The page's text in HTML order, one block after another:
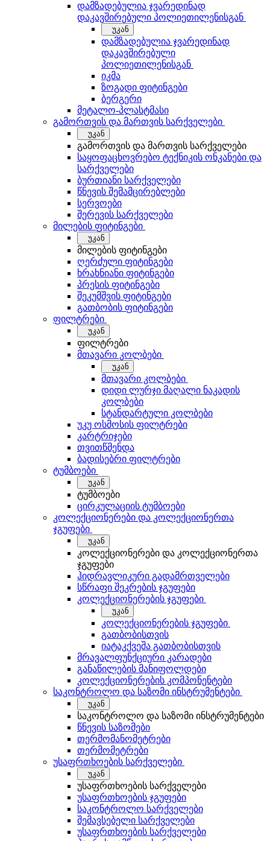
დამზადებულია ჯვარედინად
დაკავშირებული პოლიეთილენისგან
უკან
დამზადებულია ჯვარედინად
დაკავშირებული
პოლიეთილენისგან
იკმა
ზოგადი ფიტინგები
ბერგერი
მეტალო-პლასტმასი
გამორთვის და მართვის სარქველები
უკან
გამორთვის და მართვის სარქველები
საყოფაცხოვრებო ტექნიკის ონკანები და
სარქველები
ბურთიანი სარქველები
წნევის შემამცირებლები
სერვოები
შერევის სარქველები
მილების ფიტინგები
უკან
მილების ფიტინგები
ღერძული ფიტინგები
ხრახნიანი ფიტინგები
პრესის ფიტინგები
შეკუმშვის ფიტინგები
გათბობის ფიტინგები
ფილტრები
უკან
ფილტრები
მთავარი კოლბები
უკან
მთავარი კოლბები
დიდი ლურჯი მაღალი ნაკადის
კოლბები
სტანდარტული კოლბები
უკუ ოსმოსის ფილტრები
კარტრიჯები
თვითწმენდა
ბადისებრი ფილტრები
ტუმბოები
უკან
ტუმბოები
ცირკულაციის ტუმბოები
კოლექციონერები და კოლექციონერთა
ჯგუფები
უკან
კოლექციონერები და კოლექციონერთა
ჯგუფები
ჰიდრავლიკური გადამრთველები
სწრაფი შეკრების ჯგუფები
კოლექციონერების ჯგუფები
უკან
კოლექციონერების ჯგუფები
გათბობისთვის
იატაკქვეშა გათბობისთვის
მრავალფუნქციური კარადები
განაწილების მანიფოლდები
კოლექციონერების კომპონენტები
საკონტროლო და საზომი ინსტრუმენტები
უკან
საკონტროლო და საზომი ინსტრუმენტები
წნევის საზომები
თერმომანომეტრები
თერმომეტრები
უსაფრთხოების სარქველები
უკან
უსაფრთხოების სარქველები
უსაფრთხოების ჯგუფები
საკონტროლო სარქველები
შემავსებელი სარქველები
უსაფრთხოების სარქველები